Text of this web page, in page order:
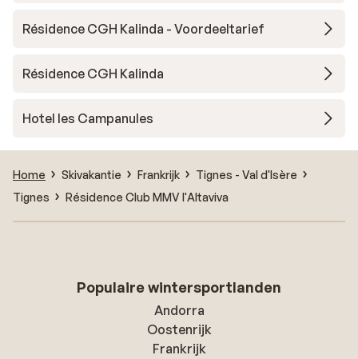
Résidence CGH Kalinda - Voordeeltarief
Résidence CGH Kalinda
Hotel les Campanules
Home Skivakantie Frankrijk
Tignes - Val d'Isère
Tignes
Résidence Club MMV l'Altaviva
Populaire wintersportlanden
Andorra
Oostenrijk
Frankrijk